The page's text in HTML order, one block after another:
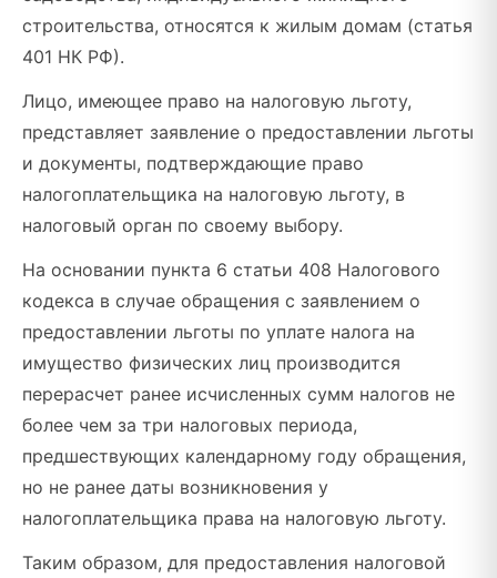
строительства, относятся к жилым домам (статья
401 НК РФ).
Лицо, имеющее право на налоговую льготу,
представляет заявление о предоставлении льготы
и документы, подтверждающие право
налогоплательщика на налоговую льготу, в
налоговый орган по своему выбору.
На основании пункта 6 статьи 408 Налогового
кодекса в случае обращения с заявлением о
предоставлении льготы по уплате налога на
имущество физических лиц производится
перерасчет ранее исчисленных сумм налогов не
более чем за три налоговых периода,
предшествующих календарному году обращения,
но не ранее даты возникновения у
налогоплательщика права на налоговую льготу.
Таким образом, для предоставления налоговой